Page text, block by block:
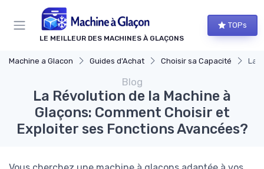
LE MEILLEUR DES MACHINES À GLAÇONS
TOPs
Machine a Glacon Guides d'Achat Choisir sa Capacité La
Blog
La Révolution de la Machine à
Glaçons: Comment Choisir et
Exploiter ses Fonctions Avancées?
Panneau de gestion des cookies